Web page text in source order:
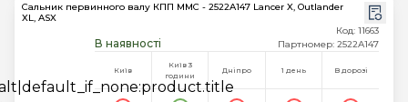
Сальник первинного валу КПП MMC - 2522A147 Lancer X, Outlander
XL, ASX
В наявності
Код: 11663
Партномер: 2522A147
Київ
Київ 3
години
Дніпро 1 день В дорозі